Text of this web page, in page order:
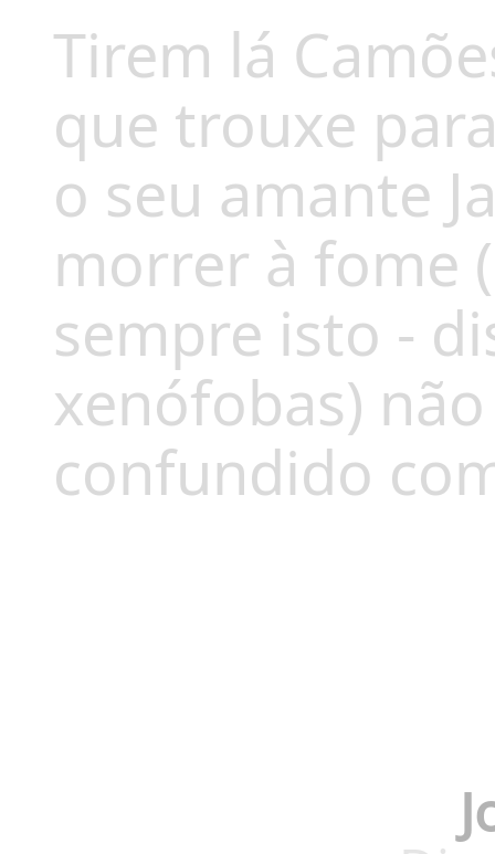
Tirem lá
que trouxe
o seu amante
morrer à fome
sempre isto -
xenófobas)
confundido